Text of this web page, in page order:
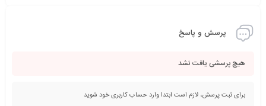
پرسش و پاسخ
هیچ پرسشی یافت نشد
برای ثبت پرسش، لازم است ابتدا وارد حساب کاربری خود شوید